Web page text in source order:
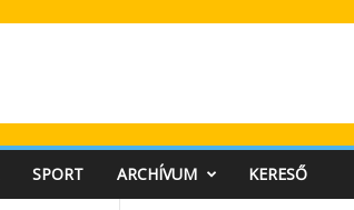
SPORT ARCHÍVUM KERESŐ